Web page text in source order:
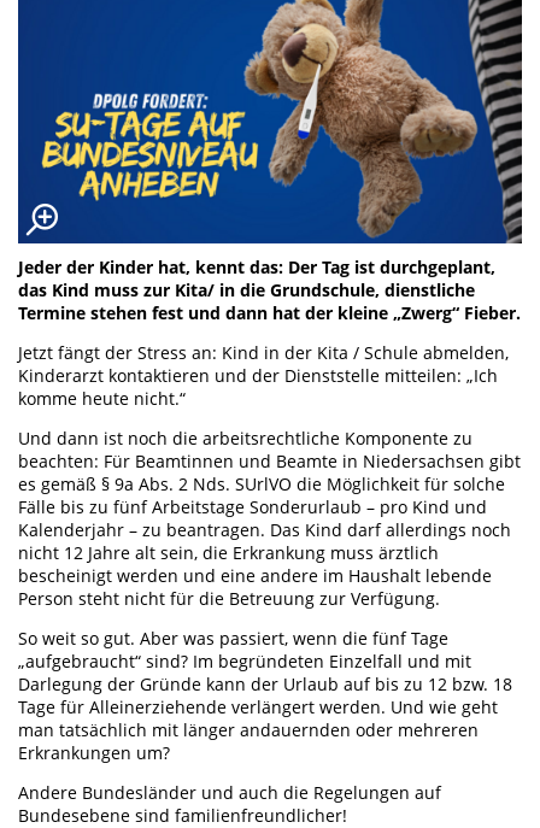
Jeder der Kinder hat, kennt das: Der Tag ist durchgeplant,
das Kind muss zur Kita/ in die Grundschule, dienstliche
Termine stehen fest und dann hat der kleine „Zwerg“ Fieber.
Jetzt fängt der Stress an: Kind in der Kita / Schule abmelden,
Kinderarzt kontaktieren und der Dienststelle mitteilen: „Ich
komme heute nicht.“
Und dann ist noch die arbeitsrechtliche Komponente zu
beachten: Für Beamtinnen und Beamte in Niedersachsen gibt
es gemäß § 9a Abs. 2 Nds. SUrlVO die Möglichkeit für solche
Fälle bis zu fünf Arbeitstage Sonderurlaub – pro Kind und
Kalenderjahr – zu beantragen. Das Kind darf allerdings noch
nicht 12 Jahre alt sein, die Erkrankung muss ärztlich
bescheinigt werden und eine andere im Haushalt lebende
Person steht nicht für die Betreuung zur Verfügung.
So weit so gut. Aber was passiert, wenn die fünf Tage
„aufgebraucht“ sind? Im begründeten Einzelfall und mit
Darlegung der Gründe kann der Urlaub auf bis zu 12 bzw. 18
Tage für Alleinerziehende verlängert werden. Und wie geht
man tatsächlich mit länger andauernden oder mehreren
Erkrankungen um?
Andere Bundesländer und auch die Regelungen auf
Bundesebene sind familienfreundlicher!